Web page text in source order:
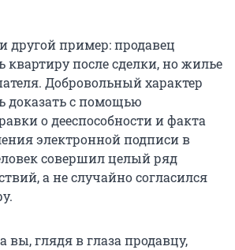
другой пример: продавец
квартиру после сделки, но жилье
Добровольный характер
доказать с помощью
о дееспособности и факта
электронной подписи в
совершил целый ряд
а не случайно согласился
вы, глядя в глаза продавцу,